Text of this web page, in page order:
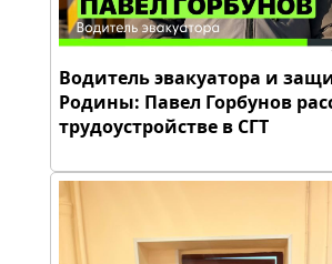
Водитель эвакуатора и
Родины: Павел Горбунов
трудоустройстве в СГТ